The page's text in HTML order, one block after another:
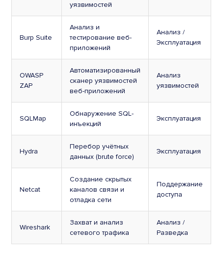
уязвимостей
Burp Suite
Анализ и
тестирование веб-
приложений
Анализ /
Эксплуатация
OWASP
ZAP
Автоматизированный
сканер уязвимостей
веб-приложений
Анализ
уязвимостей
SQLMap
Обнаружение SQL-
инъекций
Эксплуатация
Hydra
Перебор учётных
данных (brute force)
Эксплуатация
Netcat
Создание скрытых
каналов связи и
отладка сети
Поддержание
доступа
Wireshark
Захват и анализ
сетевого трафика
Анализ /
Разведка